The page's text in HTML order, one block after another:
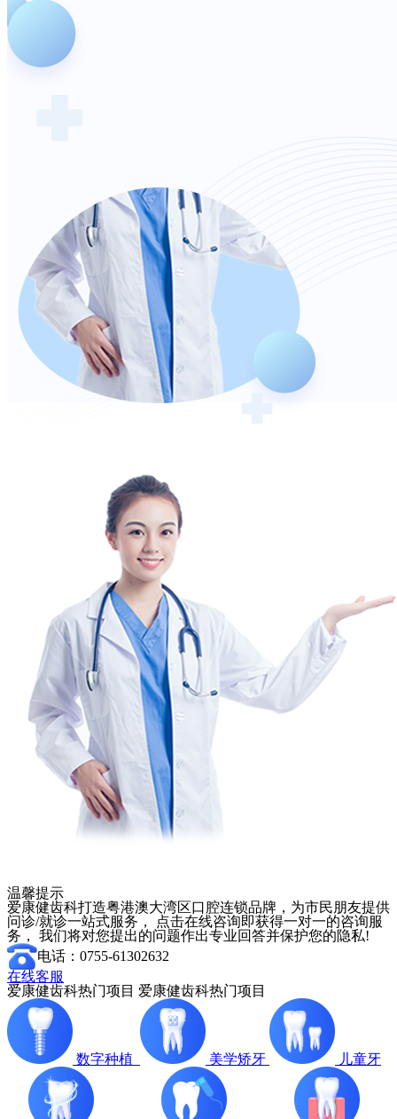
温馨提示
爱康健齿科打造粤港澳大湾区口腔连锁品牌，为市民朋友提供
问诊/就诊一站式服务， 点击在线咨询即获得一对一的咨询服
务， 我们将对您提出的问题作出专业回答并保护您的隐私!
电话：0755-61302632
在线客服
爱康健齿科热门项目 爱康健齿科热门项目
数字种植 美学矫牙 儿童牙